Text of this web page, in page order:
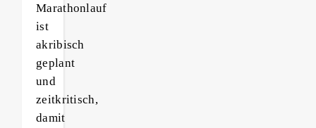
Marathonlauf
ist
akribisch
geplant
und
zeitkritisch,
damit